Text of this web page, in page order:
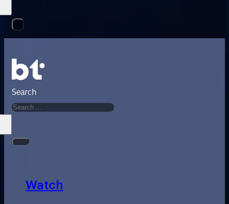
Search
Watch